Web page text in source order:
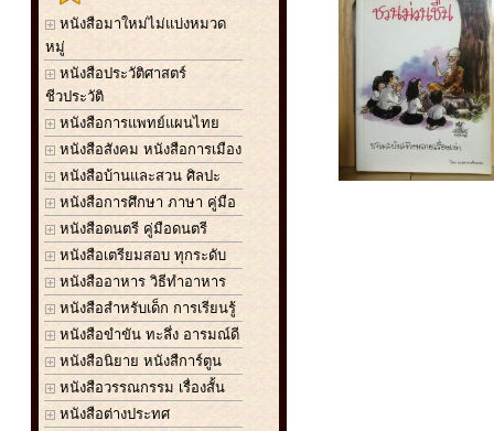
หนังสือมาใหม่ไม่แบ่งหมวด
หมู่
หนังสือประวัติศาสตร์
ชีวประวัติ
หนังสือการแพทย์แผนไทย
หนังสือสังคม หนังสือการเมือง
หนังสือบ้านและสวน ศิลปะ
หนังสือการศึกษา ภาษา คู่มือ
หนังสือดนตรี คู่มือดนตรี
หนังสือเตรียมสอบ ทุกระดับ
หนังสืออาหาร วิธีทำอาหาร
หนังสือสำหรับเด็ก การเรียนรู้
หนังสือขำขัน ทะลึ่ง อารมณ์ดี
หนังสือนิยาย หนังสืการ์ตูน
หนังสือวรรณกรรม เรื่องสั้น
หนังสือต่างประทศ